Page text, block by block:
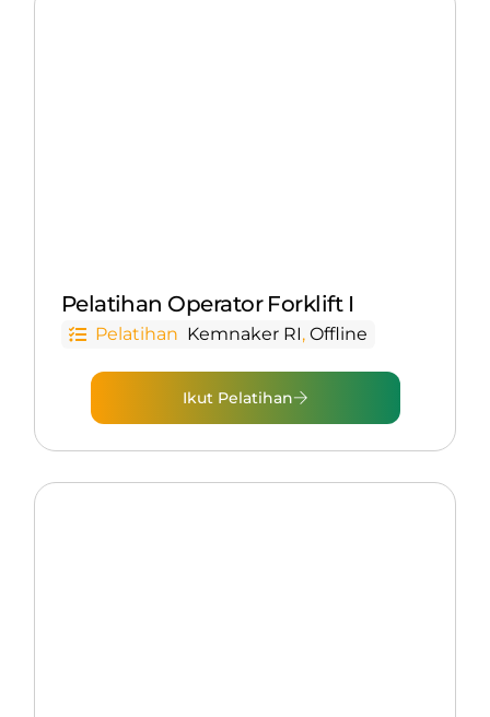
Pelatihan Operator Forklift I
Pelatihan Kemnaker RI, Offline
Ikut Pelatihan